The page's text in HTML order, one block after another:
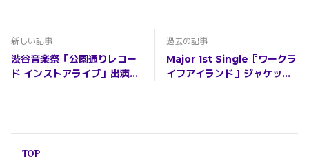
新しい記事
渋谷音楽祭「公園通りレコー
ド インストアライブ」出演決
過去の記事
Major 1st Single『ワークラ
イフアイランド』ジャケッ
映像を公開！
TOP